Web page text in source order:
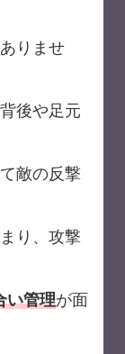
りませ
後や足元
敵の反撃
り、攻撃
い管理が面